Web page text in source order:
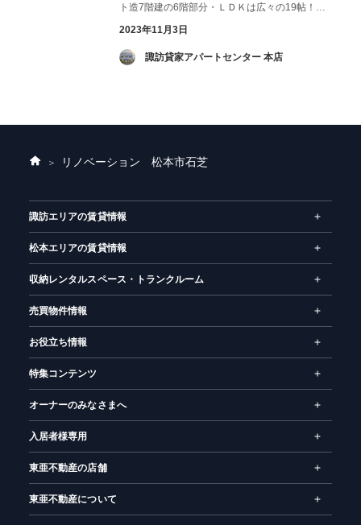
ト造7階建の6階部分・ＬＤＫは広々の19帖！…
2023年11月3日
­ 諏訪貸家アパートセンター 本店
ホ
リノベーション 松本市石芝
諏訪エリアの賃貸情報
松本エリアの賃貸情報
収納レンタルスペース・トランクルーム
売買物件情報
お役立ち情報
特集コンテンツ
オーナーのみなさまへ
入居者様専用
東亜不動産の店舗
東亜不動産について